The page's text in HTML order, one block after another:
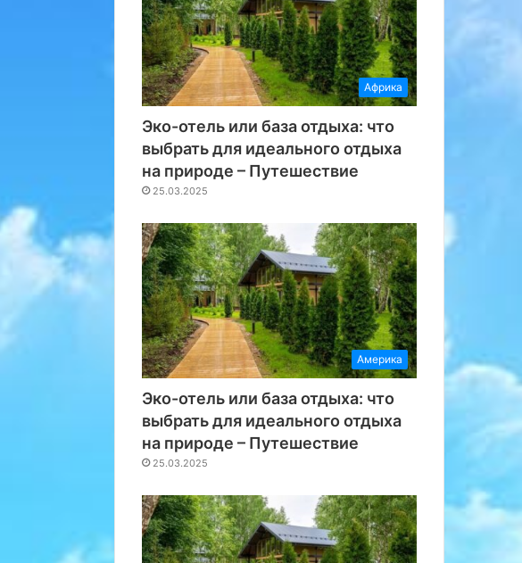
Африка
Эко-отель или база отдыха: что
выбрать для идеального отдыха
на природе – Путешествие
25.03.2025
Америка
Эко-отель или база отдыха: что
выбрать для идеального отдыха
на природе – Путешествие
25.03.2025